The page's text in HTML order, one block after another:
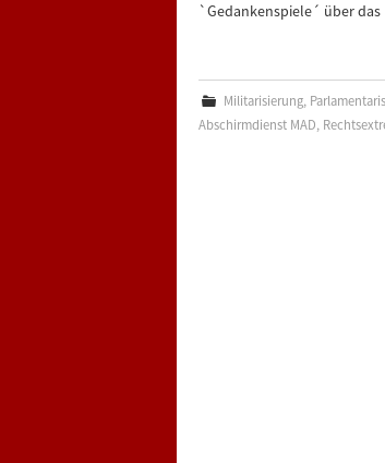
`Gedankenspiele´ über
Militarisierung,
Abschirmdienst MAD,